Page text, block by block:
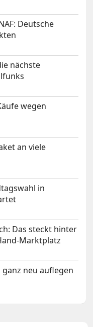
Deutsche
nächste
wegen
an viele
in
Das steckt hinter
Marktplatz
neu auflegen